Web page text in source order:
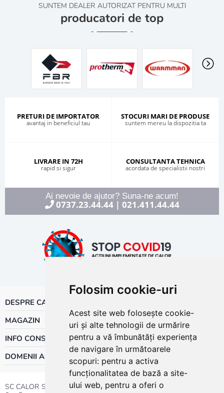
Folosim cookie-uri
Acest site web folosește cookie-
uri și alte tehnologii de urmărire
pentru a vă îmbunătăți experiența
de navigare în următoarele
scopuri: pentru a activa
funcționalitatea de bază a site-
ului web, pentru a oferi o
SUNTEM DEALER AUTORIZAT PENTRU MULTI
producatori de top
PRETURI DE IMPORTATOR
avantaj in beneficiul tau
STOCURI MARI DE PRODUSE
suntem mereu la dispozitia ta
LIVRARE IN 72H
rapid si sigur
CONSULTANTA TEHNICA
acordata de specialistii nostri
Ai nevoie de ajutor? Suna-ne acum!
0737.23.44.44| 021.411.44.44
DESPRE CALOR
MAGAZIN
INFO CONSUMATOR
DOMENII ACTIVITATE
SC CALOR SRL